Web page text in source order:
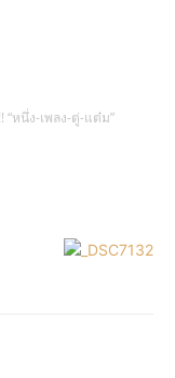
“หนึ่ง-เพลง-ตู่-แต๋ม”